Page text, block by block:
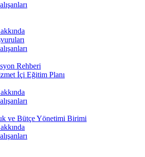
Rehberi
İçi Eğitim Planı
ve Bütçe Yönetimi Birimi